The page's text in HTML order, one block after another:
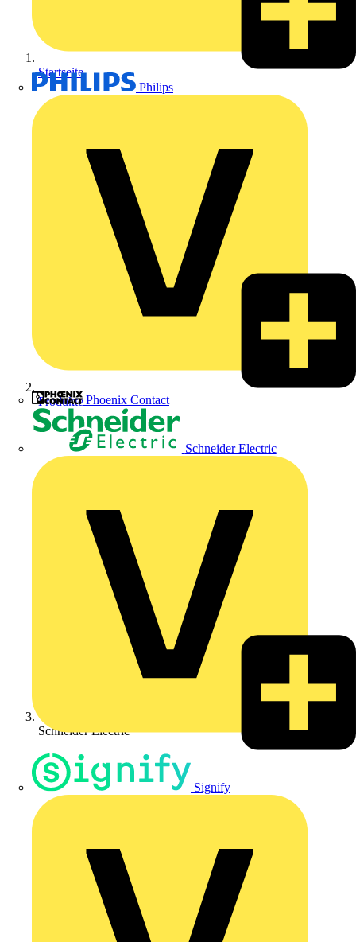
Philips
Phoenix Contact
Schneider Electric
Signify
Startseite
Produkte
Schneider Electric